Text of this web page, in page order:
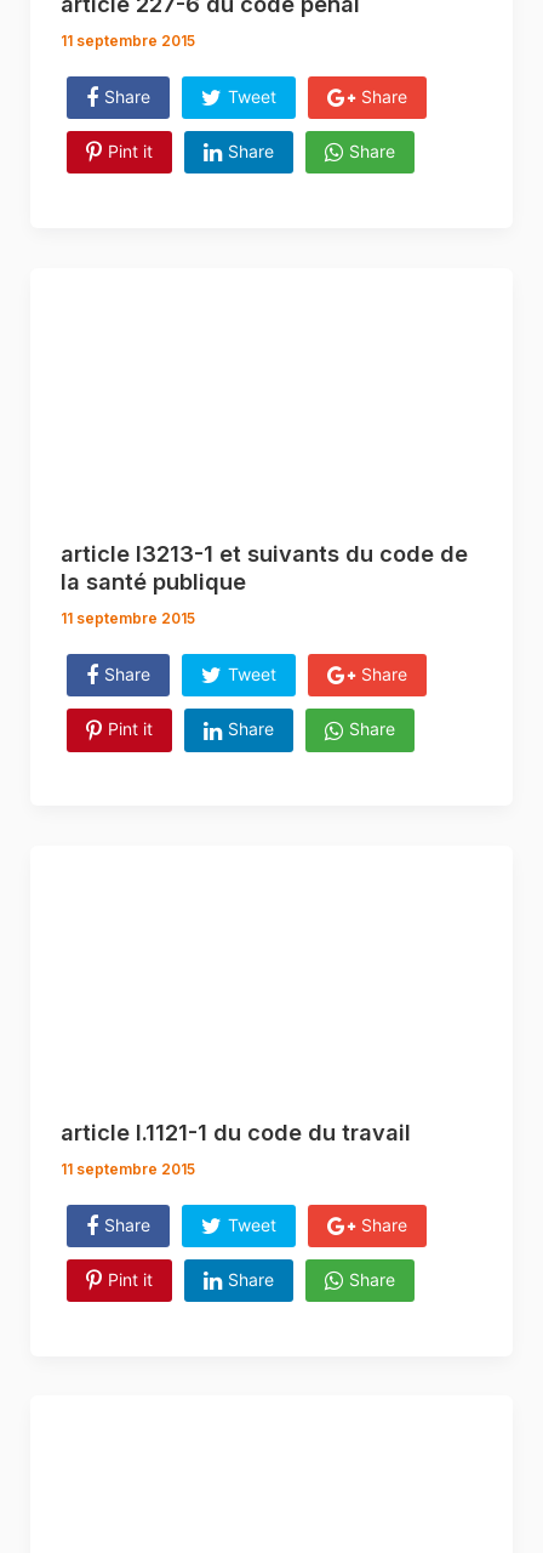
11 septembre 2015
Share Tweet Share
Pint it Share Share
article l3213-1 et suivants du code de
la santé publique
11 septembre 2015
Share Tweet Share
Pint it Share Share
article l.1121-1 du code du travail
11 septembre 2015
Share Tweet Share
Pint it Share Share